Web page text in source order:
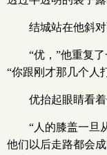
结城站在他斜
“优，”他重复
“你跟刚才那几个人
优抬起眼睛看着
“人的膝盖一旦
他们以后走路都会